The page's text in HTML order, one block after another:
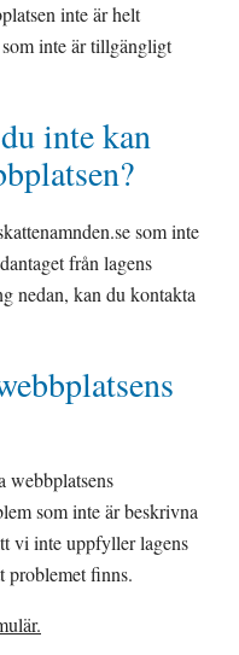
inte är helt
inte är tillgängligt
inte kan
som inte
från lagens
nedan, kan du kontakta
webbplatsens
som inte är beskrivna
vi inte uppfyller lagens
problemet finns.